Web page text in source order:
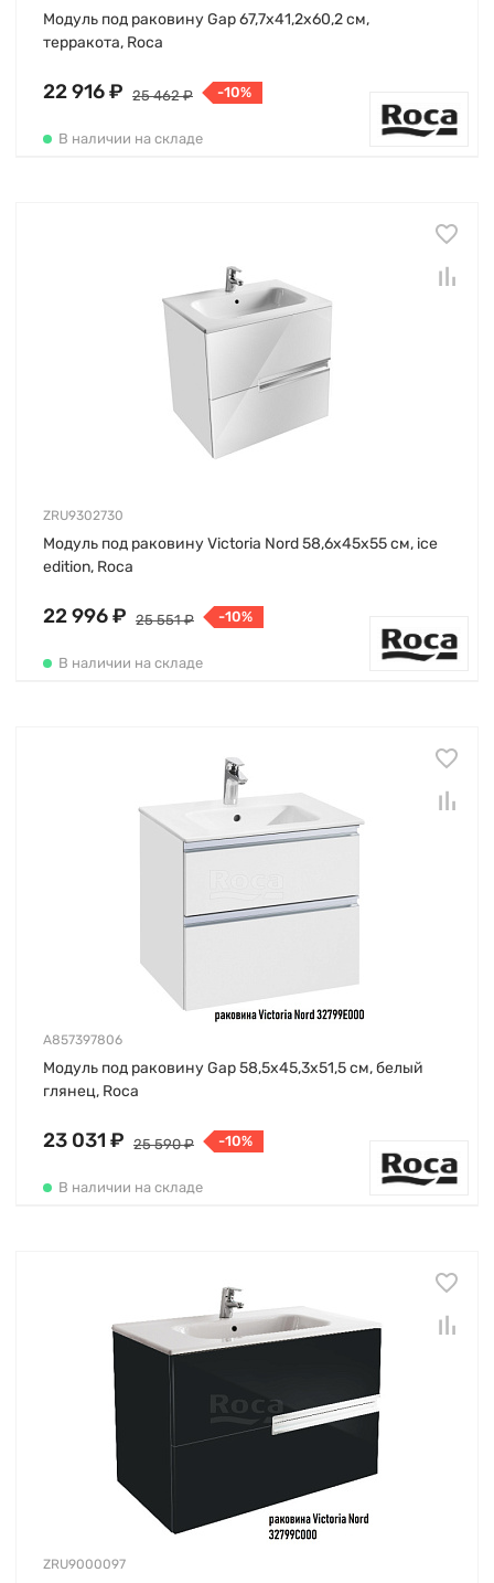
Модуль под раковину Gap 67,7х41,2х60,2 см,
терракота, Roca
22 916 ₽ 25 462 ₽ -10%
В наличии на складе
ZRU9302730
Модуль под раковину Victoria Nord 58,6х45х55 см, ice
edition, Roca
22 996 ₽ 25 551 ₽ -10%
В наличии на складе
A857397806
Модуль под раковину Gap 58,5х45,3х51,5 см, белый
глянец, Roca
23 031 ₽ 25 590 ₽ -10%
В наличии на складе
ZRU9000097